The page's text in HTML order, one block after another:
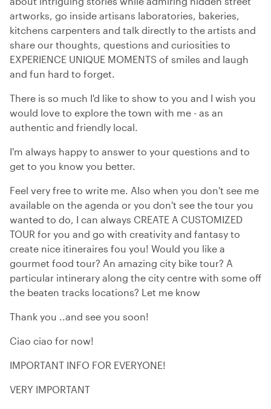
artworks, go inside artisans laboratories, bakeries,
kitchens carpenters and talk directly to the artists and
share our thoughts, questions and curiosities to
EXPERIENCE UNIQUE MOMENTS of smiles and laugh
and fun hard to forget.
There is so much I'd like to show to you and I wish you
would love to explore the town with me - as an
authentic and friendly local.
I'm always happy to answer to your questions and to
get to you know you better.
Feel very free to write me. Also when you don't see me
available on the agenda or you don't see the tour you
wanted to do, I can always CREATE A CUSTOMIZED
TOUR for you and go with creativity and fantasy to
create nice itineraires fou you! Would you like a
gourmet food tour? An amazing city bike tour? A
particular intinerary along the city centre with some off
the beaten tracks locations? Let me know
Thank you ..and see you soon!
Ciao ciao for now!
IMPORTANT INFO FOR EVERYONE!
VERY IMPORTANT